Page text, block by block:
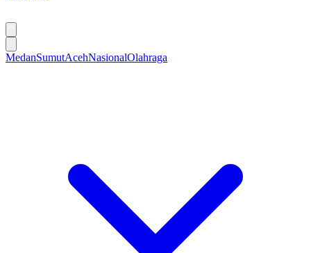
MedanSumutAcehNasionalOlahraga